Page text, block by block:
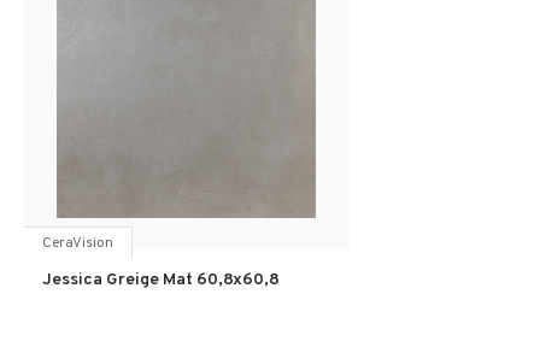
CeraVision
Jessica Greige Mat 60,8x60,8